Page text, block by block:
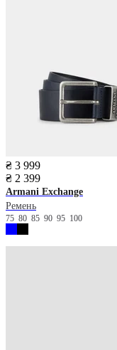
₴ 3 999
₴ 2 399
Armani Exchange
Ремень
75 80 85 90 95 100